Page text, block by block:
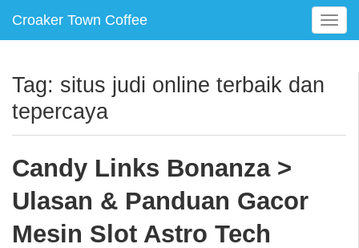
Croaker Town Coffee
T
o
Tag: situs judi online terbaik dan
tepercaya
Candy Links Bonanza >
Ulasan & Panduan Gacor
Mesin Slot Astro Tech